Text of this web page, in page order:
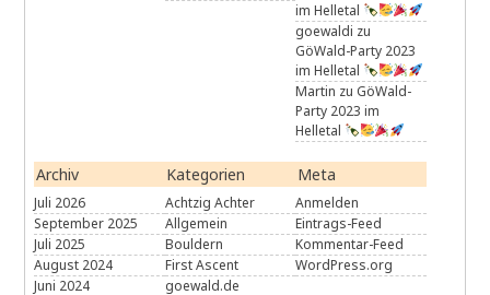
im Helletal
goewaldi zu
GöWald-Party 2023
im Helletal
Martin zu GöWald-
Party 2023 im
Helletal
Archiv
Juli 2026
September 2025
Juli 2025
August 2024
Juni 2024
Kategorien
Achtzig Achter
Allgemein
Bouldern
First Ascent
goewald.de
Meta
Anmelden
Eintrags-Feed
Kommentar-Feed
WordPress.org